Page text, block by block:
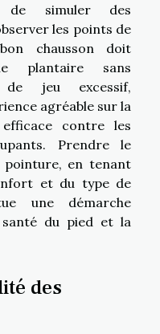
de simuler des
les points de
chausson doit
plantaire sans
jeu excessif,
agréable sur la
contre les
Prendre le
en tenant
et du type de
une démarche
du pied et la
des